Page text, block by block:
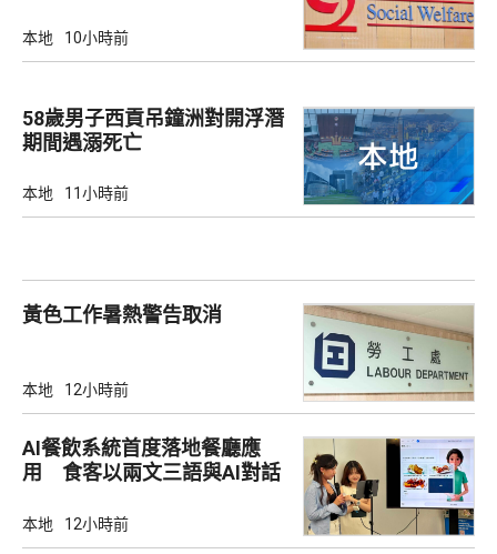
本地 10小時前
58歲男子西貢吊鐘洲對開浮潛
期間遇溺死亡
本地 11小時前
黃色工作暑熱警告取消
本地 12小時前
AI餐飲系統首度落地餐廳應
用 食客以兩文三語與AI對話
本地 12小時前